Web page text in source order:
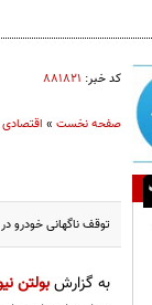
کد خبر: ۸۸۱۸۲۱
صفحه نخست» اقتصادی
توقف ناگهانی خودرو
به گزارشبولتن